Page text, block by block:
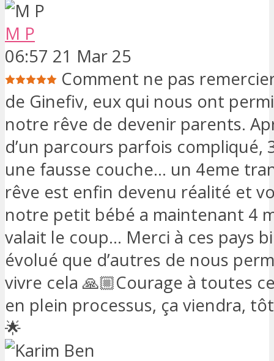
M P
06:57 21 Mar 25
Comment ne pas
de Ginefiv, eux qui nous ont
notre rêve de devenir parents.
d’un parcours parfois compliqué,
une fausse couche… un 4eme
rêve est enfin devenu réalité et
notre petit bébé a maintenant 4
valait le coup… Merci à ces pays
évolué que d’autres de nous
vivre cela 🙏🏼Courage à toutes
en plein processus, ça viendra,
🌟